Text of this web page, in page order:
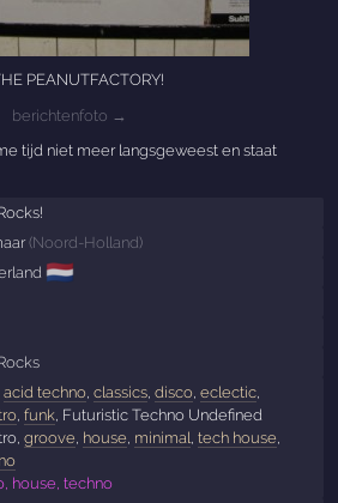
PEANUTFACTORY!
berichtenfoto →
tijd niet meer langsgeweest en staat
(Noord-Holland)
🇳🇱
acid techno, classics, disco, eclectic,
, funk, Futuristic Techno Undefined
groove, house, minimal, tech house,
house, techno